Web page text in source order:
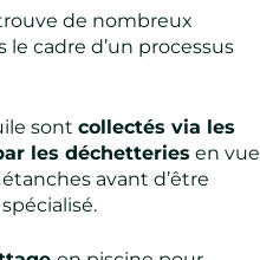
de nombreux
cadre d’un processus
sont collectés via les
les déchetteries en vue
avant d’être